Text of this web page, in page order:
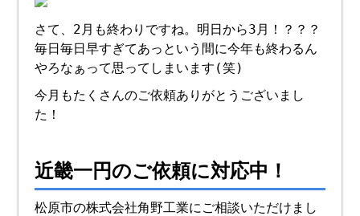
さて、2月も終わりですね。明日から3月！？？？
毎日毎日早すぎてあっという間に今年も終わるん
やろなぁって思ってしまいます(笑)
今月もたくさんのご依頼ありがとうございまし
た！
近畿一円のご依頼に対応中！
松原市の株式会社角野工業にご相談いただけまし